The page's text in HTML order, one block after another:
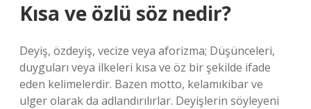
Kısa ve özlü söz nedir?
Deyiş, özdeyiş, vecize veya aforizma; Düşünceleri,
duyguları veya ilkeleri kısa ve öz bir şekilde ifade
eden kelimelerdir. Bazen motto, kelamıkibar ve
ulger olarak da adlandırılırlar. Deyişlerin söyleyeni